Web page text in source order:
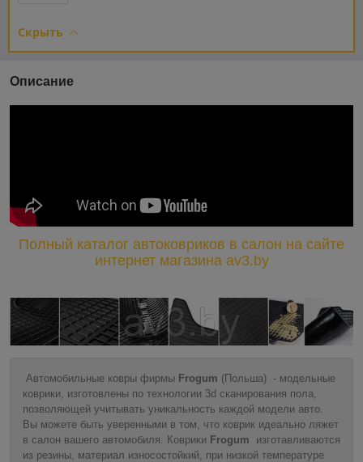
Скрыть
Описание
Полный каталог автоковриков в салон на сайте
интернет магазина av3.by
Автомобильные ковры фирмы Frogum (Польша) - модельные
коврики, изготовлены по технологии 3d сканирования пола,
позволяющей учитывать уникальность каждой модели авто.
Вы можете быть уверенными в том, что коврик идеально ляжет
в салон вашего автомобиля. Коврики Frogum изготавливаются
из резины, материал износостойкий, при низкой температуре